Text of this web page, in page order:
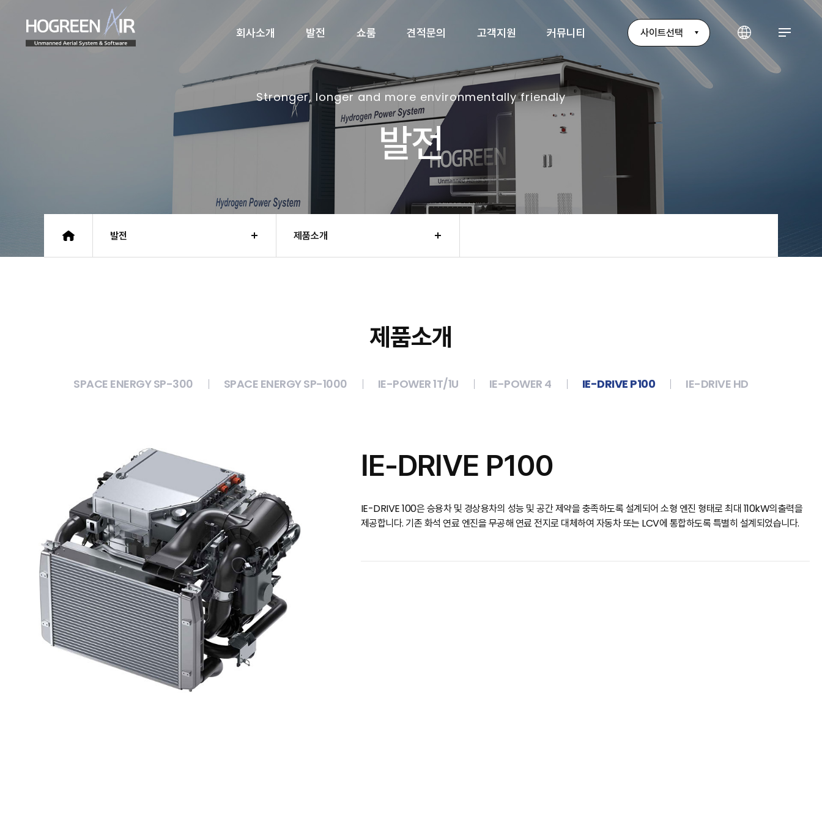
회사소개 발전 쇼룸 견적문의 고객지원 커뮤니티 사이트선택
Stronger, longer and more environmentally friendly
발전
발전 제품소개
제품소개
SPACE ENERGY SP-300 SPACE ENERGY SP-1000 IE-POWER 1T/1U IE-POWER 4 IE-DRIVE P100 IE-DRIVE HD
IE-DRIVE P100
IE-DRIVE 100은 승용차 및 경상용차의 성능 및 공간 제약을 충족하도록 설계되어 소형 엔진 형태로 최대 110kW의출력을
제공합니다. 기존 화석 연료 엔진을 무공해 연료 전지로 대체하여 자동차 또는 LCV에 통합하도록 특별히 설계되었습니다.